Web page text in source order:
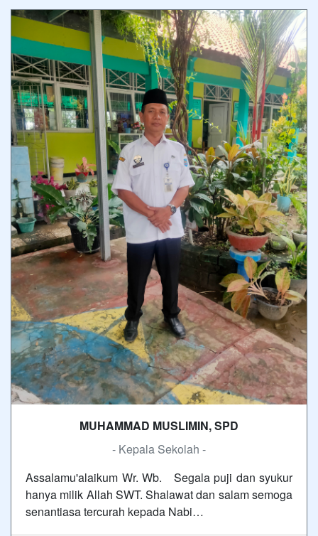
MUHAMMAD MUSLIMIN, SPD
- Kepala Sekolah -
Assalamu'alaikum Wr. Wb. Segala puji dan syukur
hanya milik Allah SWT. Shalawat dan salam semoga
senantiasa tercurah kepada Nabi…